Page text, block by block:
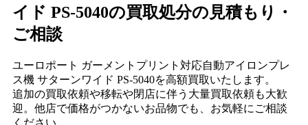
イド PS-5040の買取処分の見積もり・
ご相談
ユーロポート ガーメントプリント対応自動アイロンプレ
ス機 サターンワイド PS-5040を高額買取いたします。
追加の買取依頼や移転や閉店に伴う大量買取依頼も大歓
迎。他店で価格がつかないお品物でも、お気軽にご相談
ください。